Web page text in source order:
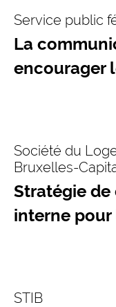
Service public
La
encourager
Société du
Bruxelles-
Stratégie
interne pour
STIB